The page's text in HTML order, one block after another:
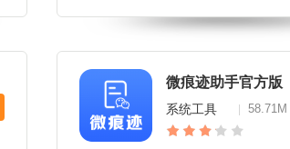
量并提升上网体验。WiFi万能网络安
1.智能搜索：软件
微痕迹助手官方版
系统工具 58.71M